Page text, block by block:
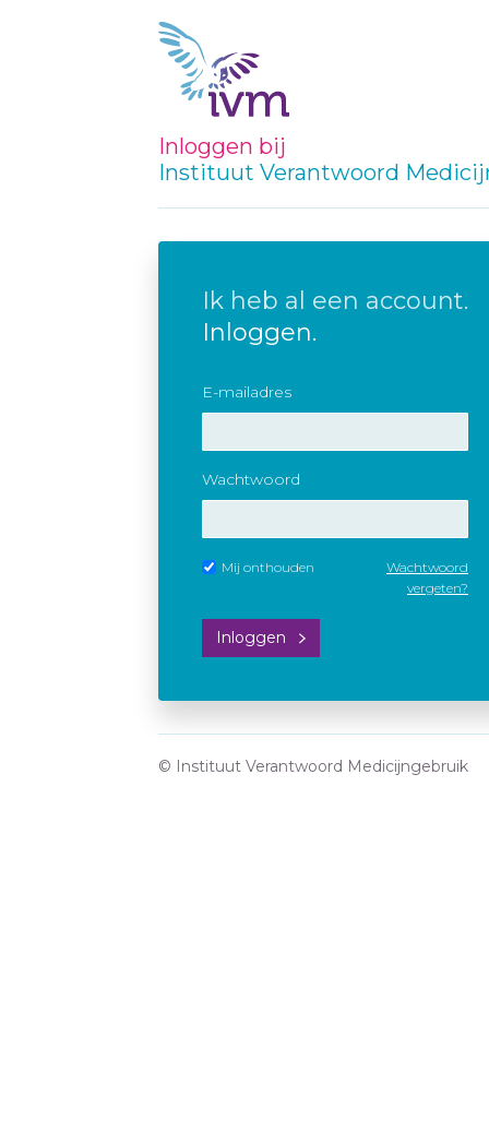
Inloggen bij
Instituut Verantwoord
Ik heb al een account.
Inloggen.
E-mailadres
Wachtwoord
Mij onthouden
Wachtwoord
vergeten?
Inloggen
© Instituut Verantwoord Medicijngebruik